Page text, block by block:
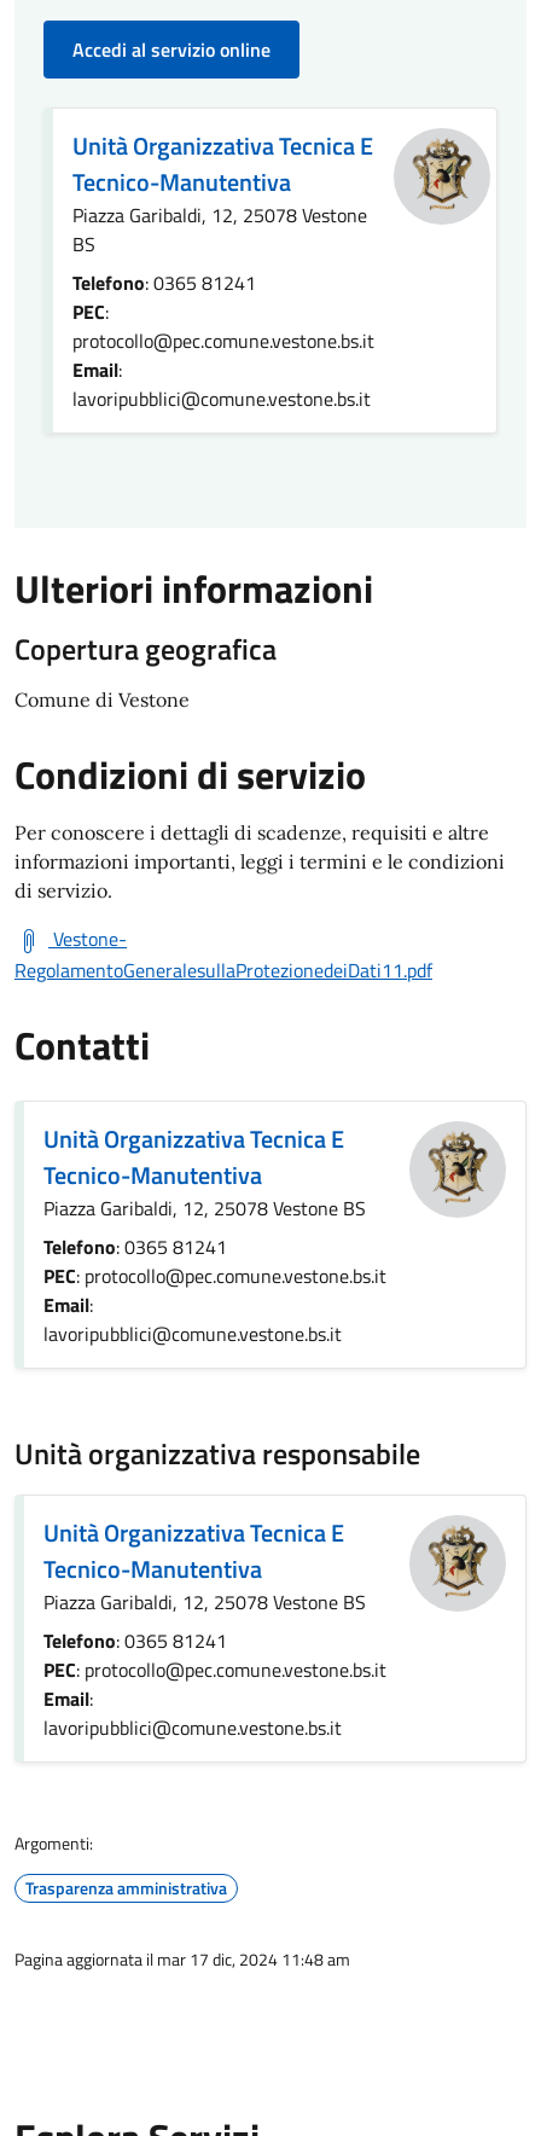
Accedi al servizio online
Unità Organizzativa Tecnica E
Tecnico-Manutentiva
Piazza Garibaldi, 12, 25078 Vestone
BS
Telefono: 0365 81241
PEC:
protocollo@pec.comune.vestone.bs.it
Email:
lavoripubblici@comune.vestone.bs.it
Ulteriori informazioni
Copertura geografica
Comune di Vestone
Condizioni di servizio
Per conoscere i dettagli di scadenze, requisiti e altre
informazioni importanti, leggi i termini e le condizioni
di servizio.
Vestone-
RegolamentoGeneralesullaProtezionedeiDati11.pdf
Contatti
Unità Organizzativa Tecnica E
Tecnico-Manutentiva
Piazza Garibaldi, 12, 25078 Vestone BS
Telefono: 0365 81241
PEC: protocollo@pec.comune.vestone.bs.it
Email:
lavoripubblici@comune.vestone.bs.it
Unità organizzativa responsabile
Unità Organizzativa Tecnica E
Tecnico-Manutentiva
Piazza Garibaldi, 12, 25078 Vestone BS
Telefono: 0365 81241
PEC: protocollo@pec.comune.vestone.bs.it
Email:
lavoripubblici@comune.vestone.bs.it
Argomenti:
Trasparenza amministrativa
Pagina aggiornata il mar 17 dic, 2024 11:48 am